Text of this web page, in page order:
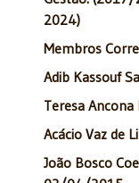
2024)
Membros
Adib Kassouf
Teresa Ancona
Acácio Vaz de
João Bosco